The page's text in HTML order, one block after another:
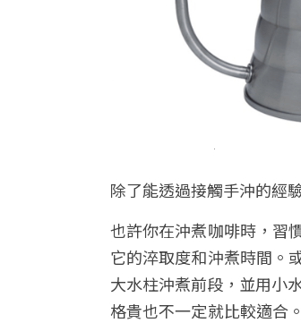
除了能透過接觸手沖的經
也許你在沖煮咖啡時，習
它的淬取度和沖煮時間。
大水柱沖煮前段，並用小
格貴也不一定就比較適合